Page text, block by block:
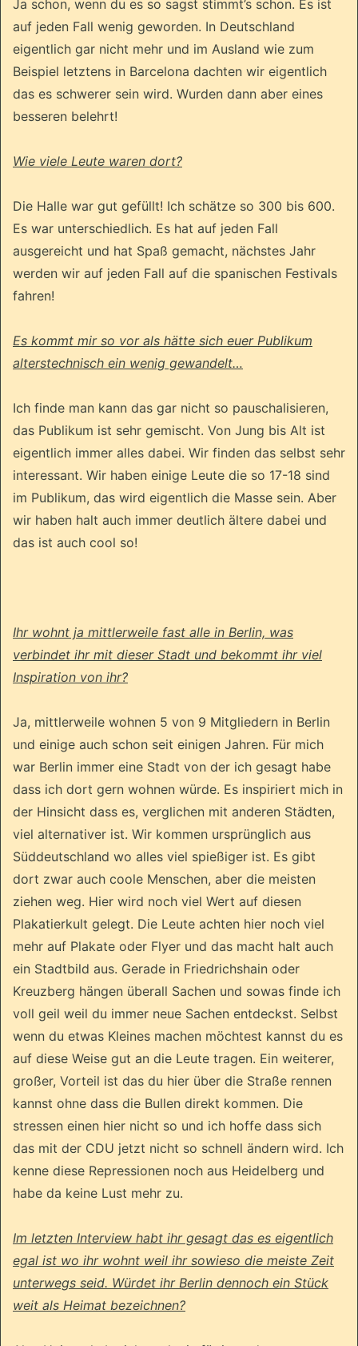
Ja schon, wenn du es so sagst stimmt’s schon. Es ist
auf jeden Fall wenig geworden. In Deutschland
eigentlich gar nicht mehr und im Ausland wie zum
Beispiel letztens in Barcelona dachten wir eigentlich
das es schwerer sein wird. Wurden dann aber eines
besseren belehrt!
Wie viele Leute waren dort?
Die Halle war gut gefüllt! Ich schätze so 300 bis 600.
Es war unterschiedlich. Es hat auf jeden Fall
ausgereicht und hat Spaß gemacht, nächstes Jahr
werden wir auf jeden Fall auf die spanischen Festivals
fahren!
Es kommt mir so vor als hätte sich euer Publikum
alterstechnisch ein wenig gewandelt…
Ich finde man kann das gar nicht so pauschalisieren,
das Publikum ist sehr gemischt. Von Jung bis Alt ist
eigentlich immer alles dabei. Wir finden das selbst sehr
interessant. Wir haben einige Leute die so 17-18 sind
im Publikum, das wird eigentlich die Masse sein. Aber
wir haben halt auch immer deutlich ältere dabei und
das ist auch cool so!
Ihr wohnt ja mittlerweile fast alle in Berlin, was
verbindet ihr mit dieser Stadt und bekommt ihr viel
Inspiration von ihr?
Ja, mittlerweile wohnen 5 von 9 Mitgliedern in Berlin
und einige auch schon seit einigen Jahren. Für mich
war Berlin immer eine Stadt von der ich gesagt habe
dass ich dort gern wohnen würde. Es inspiriert mich in
der Hinsicht dass es, verglichen mit anderen Städten,
viel alternativer ist. Wir kommen ursprünglich aus
Süddeutschland wo alles viel spießiger ist. Es gibt
dort zwar auch coole Menschen, aber die meisten
ziehen weg. Hier wird noch viel Wert auf diesen
Plakatierkult gelegt. Die Leute achten hier noch viel
mehr auf Plakate oder Flyer und das macht halt auch
ein Stadtbild aus. Gerade in Friedrichshain oder
Kreuzberg hängen überall Sachen und sowas finde ich
voll geil weil du immer neue Sachen entdeckst. Selbst
wenn du etwas Kleines machen möchtest kannst du es
auf diese Weise gut an die Leute tragen. Ein weiterer,
großer, Vorteil ist das du hier über die Straße rennen
kannst ohne dass die Bullen direkt kommen. Die
stressen einen hier nicht so und ich hoffe dass sich
das mit der CDU jetzt nicht so schnell ändern wird. Ich
kenne diese Repressionen noch aus Heidelberg und
habe da keine Lust mehr zu.
Im letzten Interview habt ihr gesagt das es eigentlich
egal ist wo ihr wohnt weil ihr sowieso die meiste Zeit
unterwegs seid. Würdet ihr Berlin dennoch ein Stück
weit als Heimat bezeichnen?